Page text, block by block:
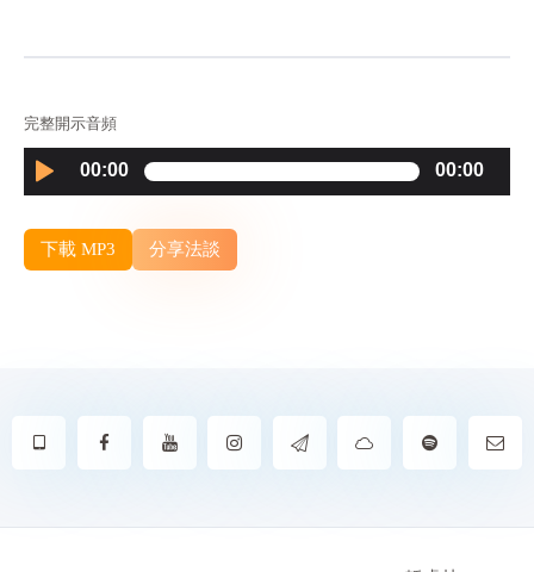
完整開示音頻
Audio
Player
00:00 00:00
下載 MP3 分享法談